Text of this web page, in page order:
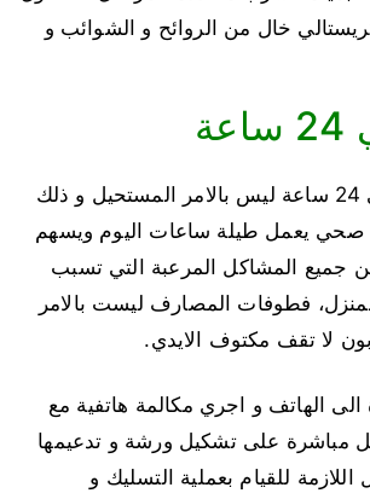
خال من الروائح و الشوائب و
ان وجد فني صحي 24 ساعة ليس بالامر المستحيل و ذلك
صحي يعمل طيلة ساعات اليوم ويسهم
جميع المشاكل المرعبة التي تسبب
فطوفات المصارف ليست بالامر
لا تقف مكتوف الايدي.
الهاتف و اجري مكالمة هاتفية مع
مباشرة على تشكيل ورشة و تدعيمها
اللازمة للقيام بعملية التسليك و